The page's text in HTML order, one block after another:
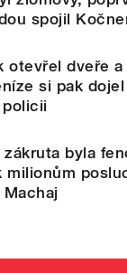
spojil
otevřel dveře
si pak
zákruta byla
milionům